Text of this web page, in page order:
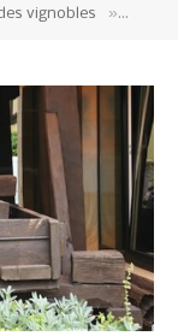
vignobles »